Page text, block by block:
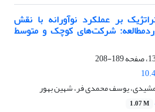
بر عملکرد نوآورانه با نقش
شرکت‌های کوچک و متوسط
189-208
یوسف محمدی فر، شهین بهور
1.07 M